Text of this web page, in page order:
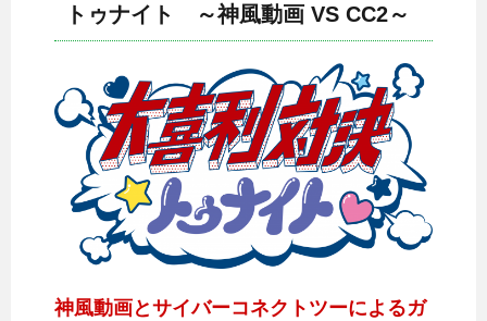
トゥナイト ～神風動画 VS CC2～
神風動画とサイバーコネクトツーによるガ